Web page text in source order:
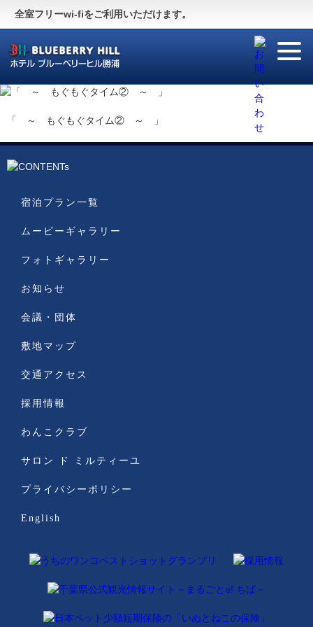
全室フリーwi-fiをご利用いただけます。
Guide 〜施設のご案内〜
For Visitor 〜English Site〜
「 ～ もぐもぐタイム② ～ 」
宿泊プラン一覧
ムービーギャラリー
フォトギャラリー
お知らせ
会議・団体
敷地マップ
交通アクセス
採用情報
わんこクラブ
サロン ド ミルティーユ
プライバシーポリシー
English